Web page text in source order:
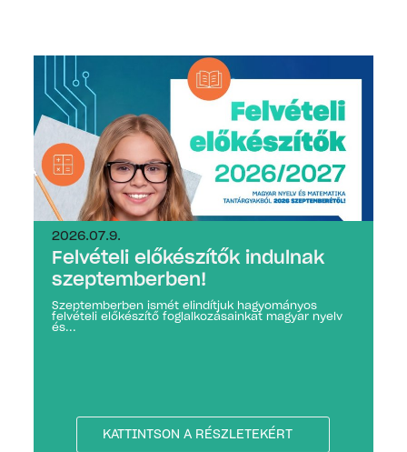
2026.07.9.
Felvételi előkészítők indulnak
szeptemberben!
Szeptemberben ismét elindítjuk hagyományos
felvételi előkészítő foglalkozásainkat magyar nyelv
és...
KATTINTSON A RÉSZLETEKÉRT